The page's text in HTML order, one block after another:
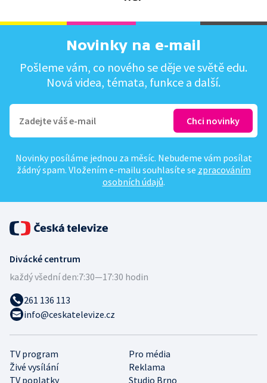
Novinky na e-mail
Pošleme vám, co nového se děje ve světě edu.
Nová videa, témata, funkce a další.
Novinky posíláme jednou za měsíc. Nebudeme vám posílat
žádný spam. Vložením e-mailu souhlasíte se zpracováním
osobních údajů.